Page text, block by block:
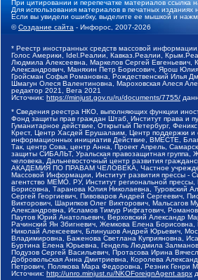
При цитировании и перепечатке материалов
Для использования материалов в печатных
Если вы увидели ошибку, выделите ее мышкой и
©Создание сайта - Инфорос, 2007-2026
* Реестр иностранных средств массовой
Голос Америки, Idel.Реалии, Кавказ.Реалии,
Людмила Алексеевна, Маркелов Сергей Евгеньевич,
Александрович, Маняхин Петр Борисович, Ярош
Гройсман Софья Романовна, Рождественский Илья
Шмагун Олеся Валентиновна, Мароховская Алеся
редактор 2021, Вега 2021
Источник: https://minjust.gov.ru/ru/documents/7755/
* Сведения реестра НКО, выполняющих функции
Фонд защиты прав граждан Штаб, Институт права и
Гуманитарное действие, Открытый Петербург,
Крест, Центр Хасдей Ерушалаим, Центр поддержки и
информационных инициатив Действие, ВМЕСТЕ,
Так, центр Сова, центр Анна, Проект Апрель,
защиты СИБАЛЬТ, Уральская правозащитная группа,
человека, Дальневосточный центр развития
АКАДЕМИЯ ПО ПРАВАМ ЧЕЛОВЕКА, Частное
Массовой Информации, Институт развития прессы -
агентство МЕМО. РУ, Институт региональной
Борисовна, Таранова Юлия Николаевна, Туровский
Сергей Георгиевич, Пивоваров Андрей Сергеевич,
Викторович, Шарипков Олег Викторович, Мальсагов
Александровна, Исламов Тимур Рифгатович,
Паутов Юрий Анатольевич, Верховский Александр
Рачинский Ян Збигневич, Жемкова Елена
Николай Алексеевич, Блинушов Андрей Юрьевич,
Владимировна, Баженова Светлана Куприяновна,
Буртина Елена Юрьевна, Гендель Людмила
Подузов Сергей Васильевич, Протасова Ирина
Добровольская Анна Дмитриевна, Королева
Петрович, Полякова Мара Федоровна, Резник Генри
Источник: http://unro.minjust.ru/NKOForeignAgent.aspx